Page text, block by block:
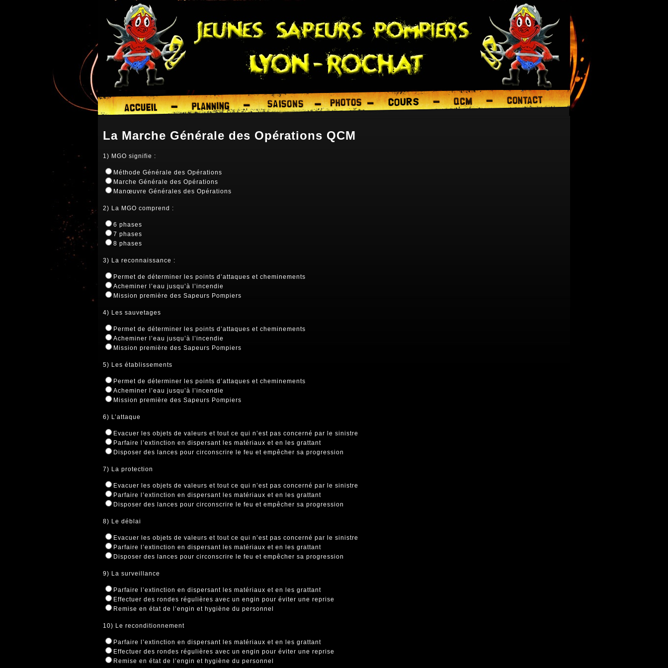
La Marche Générale des Opérations QCM
1) MGO signifie :
Méthode Générale des Opérations
Marche Générale des Opérations
Manœuvre Générales des Opérations
2) La MGO comprend :
6 phases
7 phases
8 phases
3) La reconnaissance :
Permet de déterminer les points d’attaques et cheminements
Acheminer l’eau jusqu’à l’incendie
Mission première des Sapeurs Pompiers
4) Les sauvetages
Permet de déterminer les points d’attaques et cheminements
Acheminer l’eau jusqu’à l’incendie
Mission première des Sapeurs Pompiers
5) Les établissements
Permet de déterminer les points d’attaques et cheminements
Acheminer l’eau jusqu’à l’incendie
Mission première des Sapeurs Pompiers
6) L’attaque
Evacuer les objets de valeurs et tout ce qui n’est pas concerné par le sinistre
Parfaire l’extinction en dispersant les matériaux et en les grattant
Disposer des lances pour circonscrire le feu et empêcher sa progression
7) La protection
Evacuer les objets de valeurs et tout ce qui n’est pas concerné par le sinistre
Parfaire l’extinction en dispersant les matériaux et en les grattant
Disposer des lances pour circonscrire le feu et empêcher sa progression
8) Le déblai
Evacuer les objets de valeurs et tout ce qui n’est pas concerné par le sinistre
Parfaire l’extinction en dispersant les matériaux et en les grattant
Disposer des lances pour circonscrire le feu et empêcher sa progression
9) La surveillance
Parfaire l’extinction en dispersant les matériaux et en les grattant
Effectuer des rondes régulières avec un engin pour éviter une reprise
Remise en état de l’engin et hygiène du personnel
10) Le reconditionnement
Parfaire l’extinction en dispersant les matériaux et en les grattant
Effectuer des rondes régulières avec un engin pour éviter une reprise
Remise en état de l’engin et hygiène du personnel